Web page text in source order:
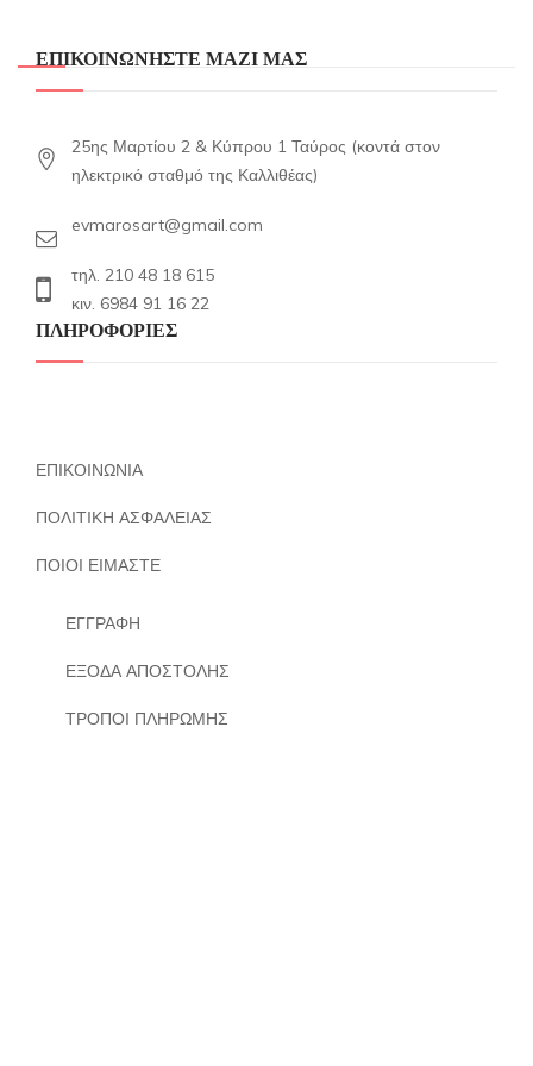
ΕΠΙΚΟΙΝΩΝΗΣΤΕ ΜΑΖΙ ΜΑΣ
25ης Μαρτίου 2 & Κύπρου 1 Ταύρος (κοντά στον
ηλεκτρικό σταθμό της Καλλιθέας)
evmarosart@gmail.com
τηλ. 210 48 18 615
κιν. 6984 91 16 22
ΠΛΗΡΟΦΟΡΙΕΣ
ΕΠΙΚΟΙΝΩΝΙΑ
ΠΟΛΙΤΙΚΗ ΑΣΦΑΛΕΙΑΣ
ΠΟΙΟΙ ΕΙΜΑΣΤΕ
ΕΓΓΡΑΦΗ
ΕΞΟΔΑ ΑΠΟΣΤΟΛΗΣ
ΤΡΟΠΟΙ ΠΛΗΡΩΜΗΣ